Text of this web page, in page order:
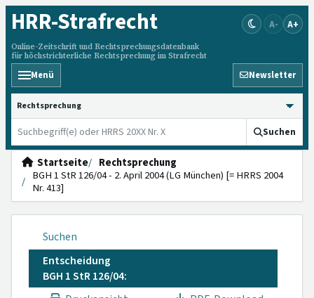
HRR-Strafrecht
Online-Zeitschrift und Rechtsprechungsdatenbank
für höchstrichterliche Rechtsprechung im Strafrecht
A- A+
Menü Newsletter
HRRS durchsuchen
Suchen
Startseite
Rechtsprechung
BGH 1 StR 126/04 - 2. April 2004 (LG München) [= HRRS 2004
Nr. 413]
Suchen
Entscheidung
BGH 1 StR 126/04: